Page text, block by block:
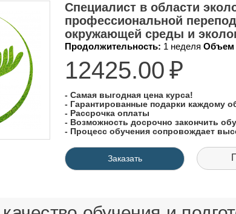
Специалист в области
профессиональной
окружающей среды и
Продолжительность: 1 неделя Объем
12425.00 ₽
- Самая выгодная цена курса!
- Гарантированные подарки каждому
- Рассрочка оплаты
- Возможность досрочно закончить
- Процесс обучения сопровождает
Заказать